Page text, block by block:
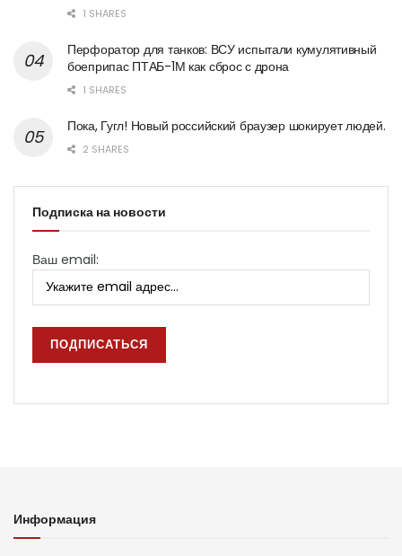
1 SHARES
Перфоратор для танков: ВСУ испытали кумулятивный
боеприпас ПТАБ-1М как сброс с дрона
1 SHARES
Пока, Гугл! Новый российский браузер шокирует людей.
2 SHARES
Подписка на новости
Ваш email:
Информация